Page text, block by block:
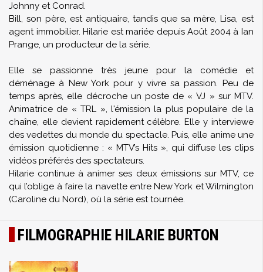
Johnny et Conrad.
Bill, son père, est antiquaire, tandis que sa mère, Lisa, est
agent immobilier. Hilarie est mariée depuis Août 2004 à Ian
Prange, un producteur de la série.
Elle se passionne très jeune pour la comédie et
déménage à New York pour y vivre sa passion. Peu de
temps après, elle décroche un poste de « VJ » sur MTV.
Animatrice de « TRL », l'émission la plus populaire de la
chaîne, elle devient rapidement célèbre. Elle y interviewe
des vedettes du monde du spectacle. Puis, elle anime une
émission quotidienne : « MTV’s Hits », qui diffuse les clips
vidéos préférés des spectateurs.
Hilarie continue à animer ses deux émissions sur MTV, ce
qui l’oblige à faire la navette entre New York et Wilmington
(Caroline du Nord), où la série est tournée.
FILMOGRAPHIE HILARIE BURTON